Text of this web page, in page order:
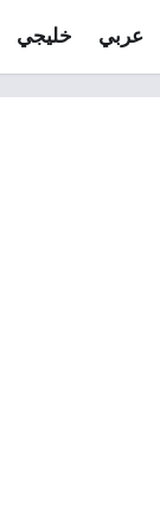
عربي خليجي